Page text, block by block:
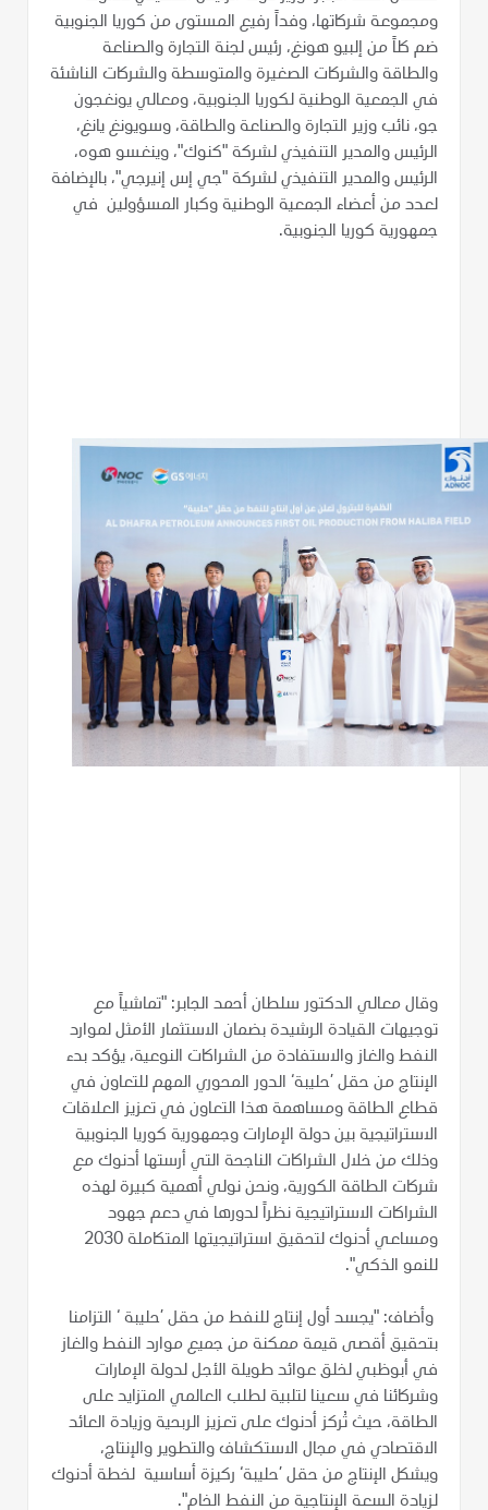
ومجموعة شركاتها، وفداً رفيع المستوى من كوريا الجنوبية
ضم كلاً من إلبيو هونغ، رئيس لجنة التجارة والصناعة
والطاقة والشركات الصغيرة والمتوسطة والشركات الناشئة
في الجمعية الوطنية لكوريا الجنوبية، ومعالي يونغجون
جو، نائب وزير التجارة والصناعة والطاقة، وسويونغ يانغ،
الرئيس والمدير التنفيذي لشركة "كنوك"، وينغسو هوه،
الرئيس والمدير التنفيذي لشركة "جي إس إنيرجي"، بالإضافة
لعدد من أعضاء الجمعية الوطنية وكبار المسؤولين في
جمهورية كوريا الجنوبية.
وقال معالي الدكتور سلطان أحمد الجابر: "تماشياً مع
توجيهات القيادة الرشيدة بضمان الاستثمار الأمثل لموارد
النفط والغاز والاستفادة من الشراكات النوعية، يؤكد بدء
الإنتاج من حقل ’حليبة‘ الدور المحوري المهم للتعاون في
قطاع الطاقة ومساهمة هذا التعاون في تعزيز العلاقات
الاستراتيجية بين دولة الإمارات وجمهورية كوريا الجنوبية
وذلك من خلال الشراكات الناجحة التي أرستها أدنوك مع
شركات الطاقة الكورية، ونحن نولي أهمية كبيرة لهذه
الشراكات الاستراتيجية نظراً لدورها في دعم جهود
ومساعي أدنوك لتحقيق استراتيجيتها المتكاملة 2030
للنمو الذكي".
وأضاف: "يجسد أول إنتاج للنفط من حقل ’حليبة ‘ التزامنا
بتحقيق أقصى قيمة ممكنة من جميع موارد النفط والغاز
في أبوظبي لخلق عوائد طويلة الأجل لدولة الإمارات
وشركائنا في سعينا لتلبية لطلب العالمي المتزايد على
الطاقة، حيث تُركز أدنوك على تعزيز الربحية وزيادة العائد
الاقتصادي في مجال الاستكشاف والتطوير والإنتاج،
ويشكل الإنتاج من حقل ’حليبة‘ ركيزة أساسية لخطة أدنوك
لزيادة السعة الإنتاجية من النفط الخام".